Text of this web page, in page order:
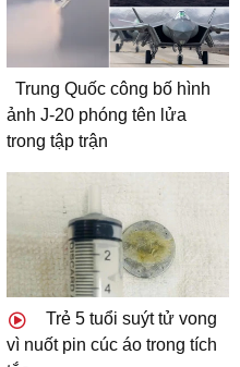
Trung Quốc công bố hình
ảnh J-20 phóng tên lửa
trong tập trận
Trẻ 5 tuổi suýt tử vong
vì nuốt pin cúc áo trong tích